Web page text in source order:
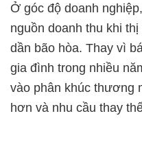
Ở góc độ doanh
nguồn doanh thu khi
dần bão hòa. Thay vì
gia đình trong nhiều
vào phân khúc thương
hơn và nhu cầu thay